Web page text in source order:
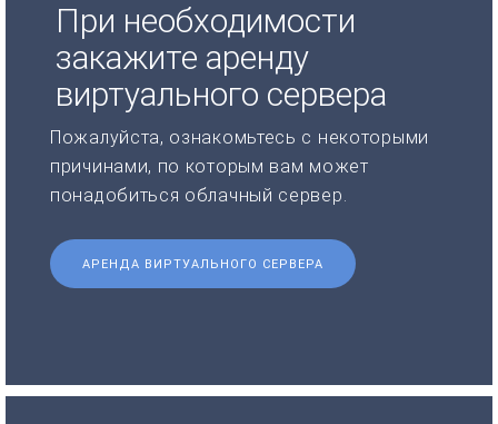
При необходимости
закажите аренду
виртуального сервера
Пожалуйста, ознакомьтесь с некоторыми
причинами, по которым вам может
понадобиться облачный сервер.
АРЕНДА ВИРТУАЛЬНОГО СЕРВЕРА